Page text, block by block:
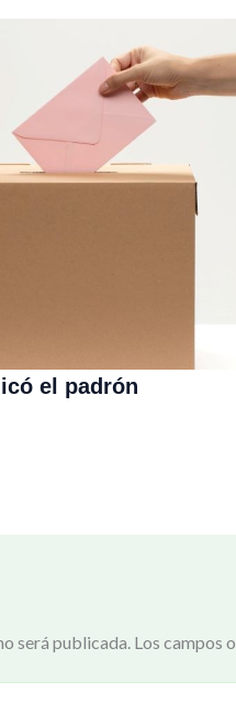
el padrón
será publicada. Los campos